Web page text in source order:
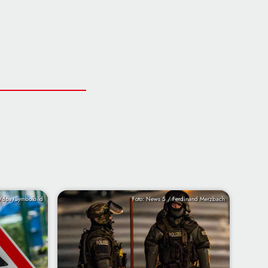
dpa/Symbolbild Foto: News 5 / Ferdinand Merzbach